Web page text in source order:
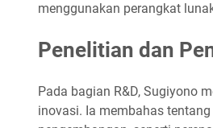
menggunakan perangkat
Penelitian dan
Pada bagian R&D, Sugiyono
inovasi. Ia membahas